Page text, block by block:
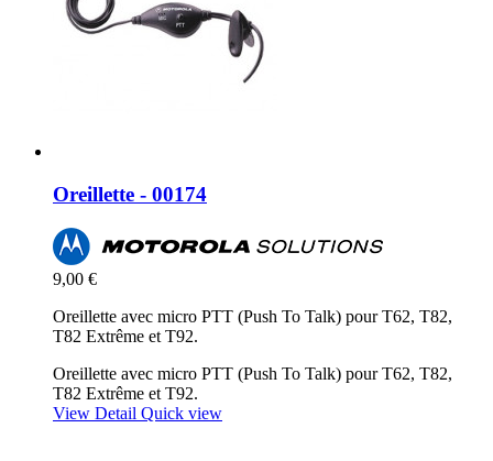
Oreillette - 00174
9,00 €
Oreillette avec micro PTT (Push To Talk) pour T62, T82,
T82 Extrême et T92.
Oreillette avec micro PTT (Push To Talk) pour T62, T82,
T82 Extrême et T92.
View Detail Quick view